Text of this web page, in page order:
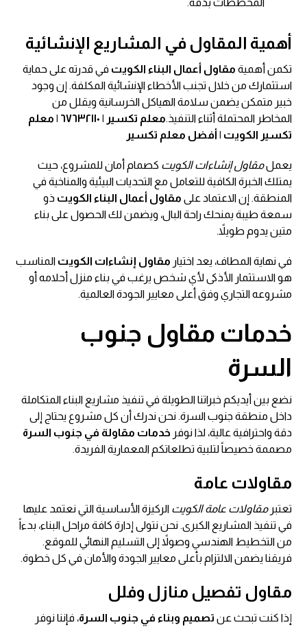
أهمية المقاول في المشاريع الإنشائية
تكمن أهمية مقاول أعمال البناء الكويت في قدرته على حماية
استثمارك من خلال تجنب الأخطاء الإنشائية المكلفة. إن وجود
خبير متمكن يضمن سلامة الهياكل الخرسانية ويقلل من
المخاطر المحتملة أثناء التنفيذ.
معلم تكسير | ٦٧٦٣٢١١٠ | معلم
تكسير الكويت | أفضل معلم تكسير
يعملمقاول إنشاءات الكويت كصمام أمان للمشروع، حيث
يمتلك الخبرة الكافية للتعامل مع التحديات البيئية والمناخية في
المنطقة. إن الاعتماد على مقاول أعمال البناء الكويت ذو
سمعة طيبة يمنحك راحة البال، ويضمن لك الحصول على بناء
متين يدوم طويلاً.
في نهاية المطاف، يعد اختيار مقاول إنشاءات الكويت المناسب
هو الاستثمار الأذكى لأي شخص يرغب في بناء منزل أحلامه أو
مشروعه التجاري وفق أعلى معايير الجودة العالمية.
خدمات مقاول جنوب
السرة
نضع بين أيديكم خبراتنا الطويلة في تنفيذ مشاريع البناء المتكاملة
داخل منطقة جنوب السرة. نحن ندرك أن كل مشروع يحتاج إلى
دقة واحترافية عالية، لذا نوفر خدمات مقاولة في جنوب السرة
مصممة خصيصاً لتلبية تطلعاتكم المعمارية الفريدة.
مقاولات عامة
تعتبرمقاولات عامة الكويت الركيزة الأساسية التي نعتمد عليها
في تنفيذ المشاريع الكبرى. نحن نتولى إدارة كافة مراحل البناء، بدءاً
من التخطيط الهندسي وصولاً إلى التسليم النهائي للموقع.
فريقنا يضمن الالتزام بأعلى معايير الجودة والأمان في كل خطوة.
مقاول تفصيل منازل وفلل
إذا كنت تبحث عن تصميم وبناء في جنوب السرة، فإننا نوفر